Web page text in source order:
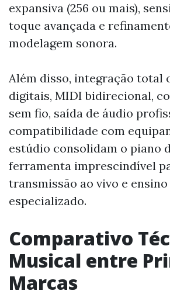
expansiva (256 ou mais),
toque avançada e
modelagem sonora.
Além disso, integração total
digitais, MIDI bidirecional,
sem fio, saída de áudio
compatibilidade com
estúdio consolidam o piano
ferramenta imprescindível
transmissão ao vivo e
especializado.
Comparativo
Musical entre
Marcas